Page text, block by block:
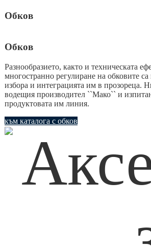
Обков
Обков
Разнообразието, както и техническата
многостранно регулиране на обковите
избора и интеграцията им в прозореца.
водещия производител ``Мако`` и
продуктовата им линия.
към каталога с обков